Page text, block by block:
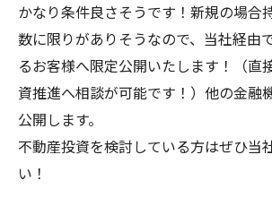
かなり条件良さそうです！新規の場合
数に限りがありそうなので、当社経由
るお客様へ限定公開いたします！（直
資推進へ相談が可能です！）他の金融
公開します。
不動産投資を検討している方はぜひ当
い！